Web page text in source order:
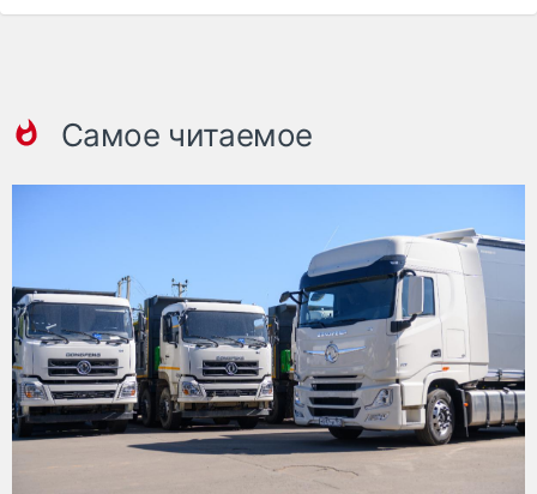
Самое читаемое